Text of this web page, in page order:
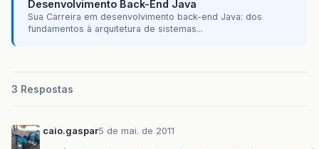
Desenvolvimento Back-End Java
Sua Carreira em desenvolvimento back-end Java: dos
fundamentos à arquitetura de sistemas...
3 Respostas
caio.gaspar5 de mai. de 2011